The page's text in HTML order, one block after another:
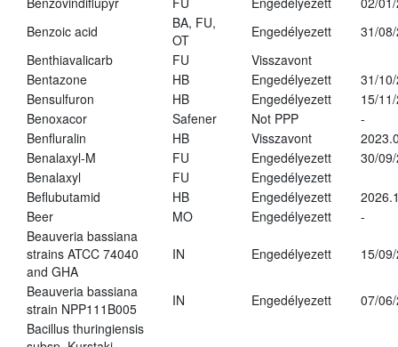
Benzoic acid
BA, FU,
OT
Engedélyezett
31/
Benthiavalicarb
FU
Visszavont
Bentazone
HB Engedélyezett
31/
Bensulfuron
HB Engedélyezett
15/
Benoxacor
Safener Not PPP
-
Benfluralin
HB Visszavont
Benalaxyl-M
FU Engedélyezett
30/
Benalaxyl
FU
Engedélyezett
Beflubutamid
HB Engedélyezett
Beer
MO Engedélyezett
-
Beauveria bassiana
strains ATCC 74040
and GHA
IN Engedélyezett 15/
Beauveria bassiana
strain NPP111B005
IN Engedélyezett
07/
Bacillus thuringiensis